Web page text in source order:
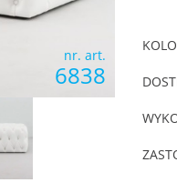
nr. art.
6838